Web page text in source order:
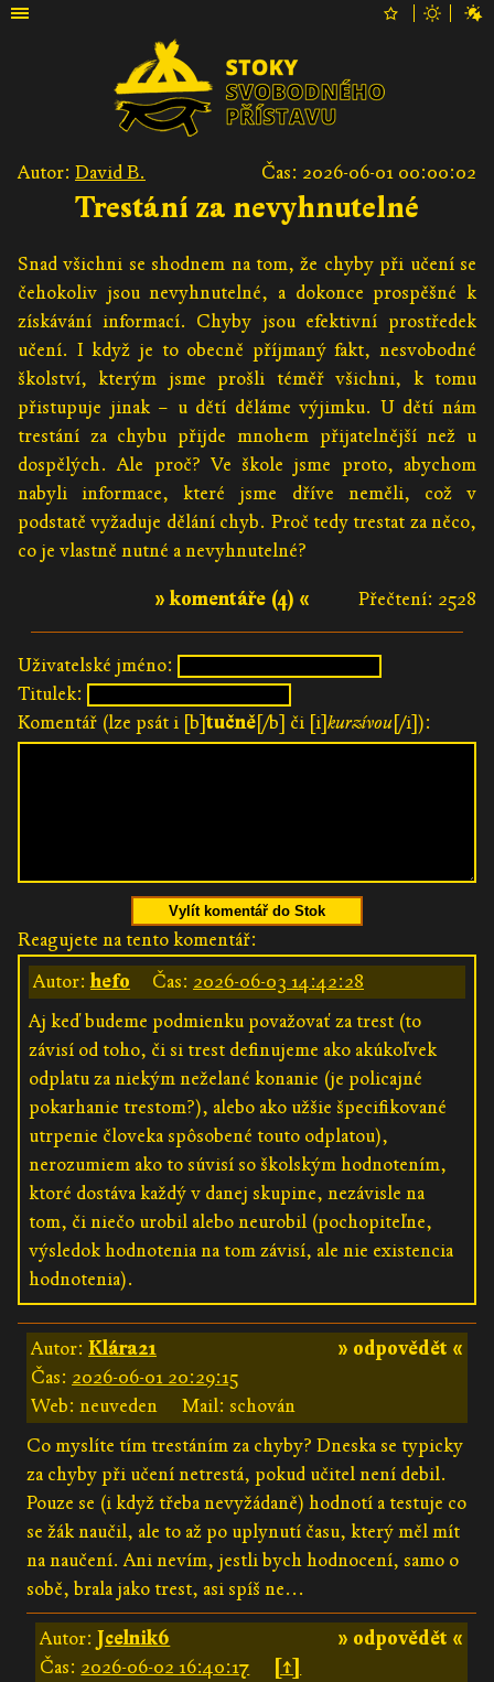
Autor: David B. Čas: 2026-06-01 00:00:02
Trestání za nevyhnutelné
Snad všichni se shodnem na tom, že chyby při učení se
čehokoliv jsou nevyhnutelné, a dokonce prospěšné k
získávání informací. Chyby jsou efektivní prostředek
učení. I když je to obecně příjmaný fakt, nesvobodné
školství, kterým jsme prošli téměř všichni, k tomu
přistupuje jinak – u dětí děláme výjimku. U dětí nám
trestání za chybu přijde mnohem přijatelnější než u
dospělých. Ale proč? Ve škole jsme proto, abychom
nabyli informace, které jsme dříve neměli, což v
podstatě vyžaduje dělání chyb. Proč tedy trestat za něco,
co je vlastně nutné a nevyhnutelné?
Přečtení: 2528
» komentáře (4) «
Uživatelské jméno:
Titulek:
Komentář (lze psát i [b]tučně[/b] či [i]kurzívou[/i]):
Vylít komentář do Stok
Reagujete na tento komentář:
Autor:hefo Čas: 2026-06-03 14:42:28
Aj keď budeme podmienku považovať za trest (to
závisí od toho, či si trest definujeme ako akúkoľvek
odplatu za niekým neželané konanie (je policajné
pokarhanie trestom?), alebo ako užšie špecifikované
utrpenie človeka spôsobené touto odplatou),
nerozumiem ako to súvisí so školským hodnotením,
ktoré dostáva každý v danej skupine, nezávisle na
tom, či niečo urobil alebo neurobil (pochopiteľne,
výsledok hodnotenia na tom závisí, ale nie existencia
hodnotenia).
» odpovědět «
Autor: Klára21
Čas: 2026-06-01 20:29:15
Web: neuveden
Mail: schován
Co myslíte tím trestáním za chyby? Dneska se typicky
za chyby při učení netrestá, pokud učitel není debil.
Pouze se (i když třeba nevyžádaně) hodnotí a testuje co
se žák naučil, ale to až po uplynutí času, který měl mít
na naučení. Ani nevím, jestli bych hodnocení, samo o
sobě, brala jako trest, asi spíš ne...
» odpovědět «
Autor:Jcelnik6
Čas: 2026-06-02 16:40:17
[↑]